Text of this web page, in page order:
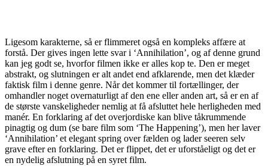
Ligesom karakterne, så er flimmeret også en kompleks affære at
forstå. Der gives ingen lette svar i ‘Annihilation’, og af denne grund
kan jeg godt se, hvorfor filmen ikke er alles kop te. Den er meget
abstrakt, og slutningen er alt andet end afklarende, men det klæder
faktisk film i denne genre. Når det kommer til fortællinger, der
omhandler noget overnaturligt af den ene eller anden art, så er en af
de største vanskeligheder nemlig at få afsluttet hele herligheden med
manér. En forklaring af det overjordiske kan blive tåkrummende
pinagtig og dum (se bare film som ‘The Happening’), men her laver
‘Annihilation’ et elegant spring over fælden og lader seeren selv
grave efter en forklaring. Det er flippet, det er uforståeligt og det er
en nydelig afslutning på en syret film.